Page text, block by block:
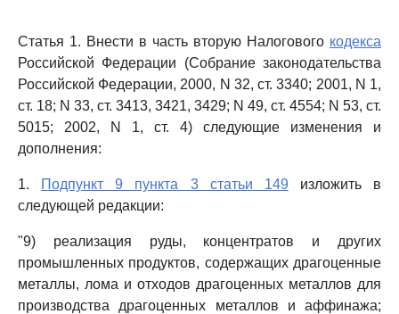
Статья 1. Внести в часть вторую Налогового кодекса
Российской Федерации (Собрание законодательства
Российской Федерации, 2000, N 32, ст. 3340; 2001, N 1,
ст. 18; N 33, ст. 3413, 3421, 3429; N 49, ст. 4554; N 53, ст.
5015; 2002, N 1, ст. 4) следующие изменения и
дополнения:
1. Подпункт 9 пункта 3 статьи 149 изложить в
следующей редакции:
"9) реализация руды, концентратов и других
промышленных продуктов, содержащих драгоценные
металлы, лома и отходов драгоценных металлов для
производства драгоценных металлов и аффинажа;